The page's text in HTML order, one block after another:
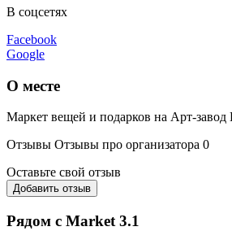
В соцсетях
Facebook
Google
О месте
Маркет вещей и подарков на Арт-завод
Отзывы Отзывы про организатора 0
Оставьте свой отзыв
Добавить отзыв
Рядом с Market 3.1